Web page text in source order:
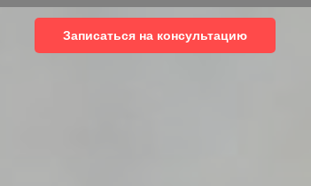
Записаться на консультацию